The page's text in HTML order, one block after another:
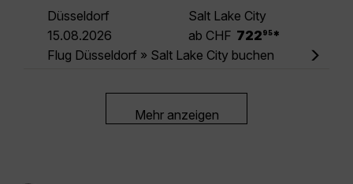
Düsseldorf
Salt Lake City
15.08.2026
ab CHF 722 95 *
Flug Düsseldorf » Salt Lake City buchen
Mehr anzeigen